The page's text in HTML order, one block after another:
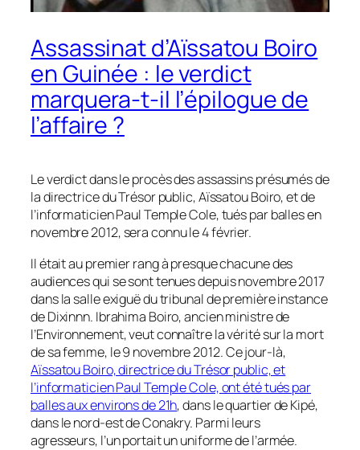
Assassinat d’Aïssatou Boiro
en Guinée : le verdict
marquera-t-il l’épilogue de
l’affaire ?
Le verdict dans le procès des assassins présumés de
la directrice du Trésor public, Aïssatou Boiro, et de
l’informaticien Paul Temple Cole, tués par balles en
novembre 2012, sera connu le 4 février.
Il était au premier rang à presque chacune des
audiences qui se sont tenues depuis novembre 2017
dans la salle exiguë du tribunal de première instance
de Dixinnn. Ibrahima Boiro, ancien ministre de
l’Environnement, veut connaître la vérité sur la mort
de sa femme, le 9 novembre 2012. Ce jour-là,
Aïssatou Boiro, directrice du Trésor public, et
l’informaticien Paul Temple Cole, ont été tués par
balles aux environs de 21h, dans le quartier de Kipé,
dans le nord-est de Conakry. Parmi leurs
agresseurs, l’un portait un uniforme de l’armée.